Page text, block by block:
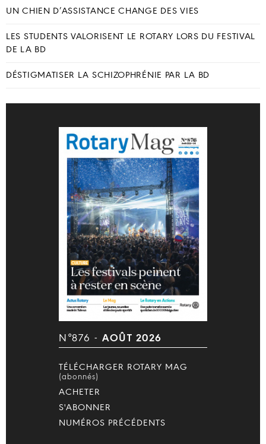
UN CHIEN D’ASSISTANCE CHANGE DES VIES
LES STUDENTS VALORISENT LE ROTARY LORS DU FESTIVAL
DE LA BD
DÉSTIGMATISER LA SCHIZOPHRÉNIE PAR LA BD
N°876 - AOÛT 2026
TÉLÉCHARGER ROTARY MAG
(abonnés)
ACHETER
S'ABONNER
NUMÉROS PRÉCÉDENTS